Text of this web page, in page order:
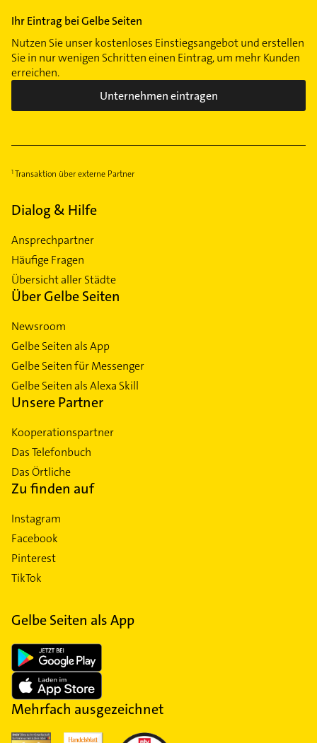
Ihr Eintrag bei Gelbe Seiten
Nutzen Sie unser kostenloses Einstiegsangebot und erstellen
Sie in nur wenigen Schritten einen Eintrag, um mehr Kunden
erreichen.
Unternehmen eintragen
Transaktion über externe Partner
Dialog & Hilfe
Ansprechpartner
Häufige Fragen
Übersicht aller Städte
Über Gelbe Seiten
Newsroom
Gelbe Seiten als App
Gelbe Seiten für Messenger
Gelbe Seiten als Alexa Skill
Unsere Partner
Kooperationspartner
Das Telefonbuch
Das Örtliche
Zu finden auf
Instagram
Facebook
Pinterest
TikTok
Gelbe Seiten als App
Mehrfach ausgezeichnet